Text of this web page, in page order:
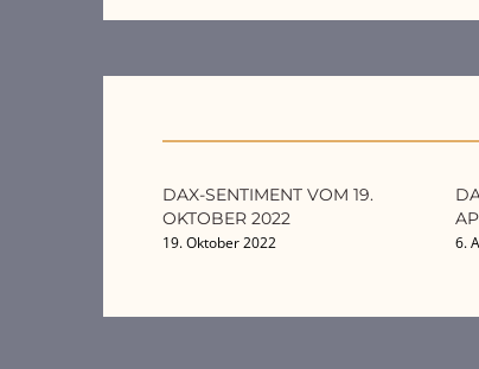
DAX-SENTIMENT VOM 19.
OKTOBER 2022
19. Oktober 2022 6.